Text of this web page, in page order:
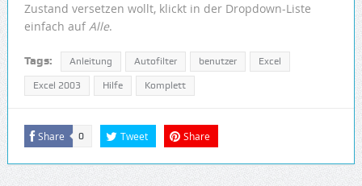
Zustand versetzen wollt, klickt in der Dropdown-Liste
einfach auf Alle.
Tags: Anleitung Autofilter benutzer Excel
Excel 2003 Hilfe Komplett
Share 0 Tweet Share